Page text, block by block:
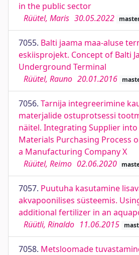
in the public sector
Rüütel, Maris 30.05.2022
7055. Balti jaama maa-aluse
eskiisprojekt. Concept of Balti
Underground Terminal
Rüütel, Rauno 20.01.2016
7056. Tarnija integreerimine
materjalide ostuprotsessi
näitel. Integrating Supplier
Materials Purchasing Process
a Manufacturing Company X
Rüütel, Reimo 02.06.2020
7057. Puutuha kasutamine
akvapoonilises süsteemis.
additional fertilizer in an
Rüütli, Rinaldo 11.06.2015
7058. Metsloomade